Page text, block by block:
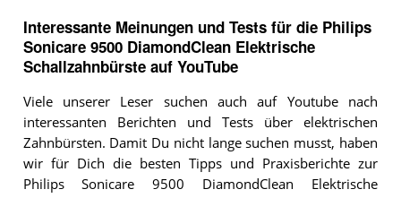
Interessante Meinungen und Tests für die Philips
Sonicare 9500 DiamondClean Elektrische
Schallzahnbürste auf YouTube
Viele unserer Leser suchen auch auf Youtube nach
interessanten Berichten und Tests über elektrischen
Zahnbürsten. Damit Du nicht lange suchen musst, haben
wir für Dich die besten Tipps und Praxisberichte zur
Philips Sonicare 9500 DiamondClean Elektrische